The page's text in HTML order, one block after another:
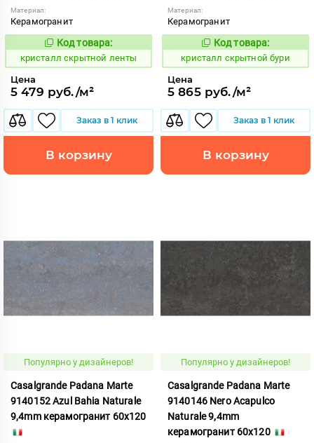
Материал:
Керамогранит
823793
Код товара:
кристалл скрытной ленты
Цена
5 479 руб./м²
Заказ в 1 клик
В корзину
Материал:
Керамогранит
823755
Код товара:
кристалл скрытной бури
Цена
5 865 руб./м²
Заказ в 1 клик
В корзину
Популярно у дизайнеров!
Casalgrande Padana Marte
9140152 Azul Bahia Naturale
9,4mm керамогранит 60x120
Популярно у дизайнеров!
Casalgrande Padana Marte
9140146 Nero Acapulco
Naturale 9,4mm
керамогранит 60x120